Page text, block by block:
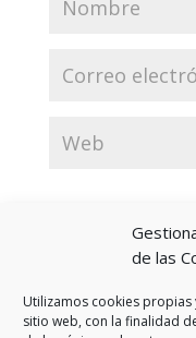
de las
Utilizamos cookies
sitio web, con la finalidad